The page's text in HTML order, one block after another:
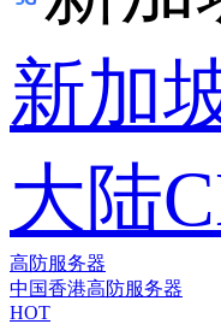
新加
大陆
高防服务器
中国香港高防服务器
HOT